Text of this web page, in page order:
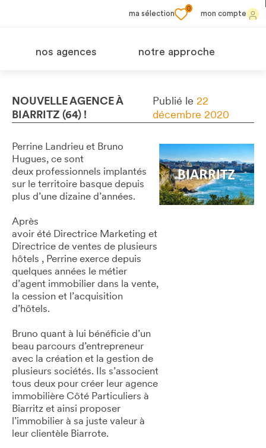
ma sélection
0
mon compte
nos agences notre approche
NOUVELLE AGENCE À
BIARRITZ (64) !
Publié le 22
décembre 2020
Perrine Landrieu et Bruno
Hugues, ce sont
deux professionnels implantés
sur le territoire basque depuis
plus d’une dizaine d’années.
Après
avoir été Directrice Marketing et
Directrice de ventes de plusieurs
hôtels , Perrine exerce depuis
quelques années le métier
d’agent immobilier dans la vente,
la cession et l’acquisition
d’hôtels.
Bruno quant à lui bénéficie d’un
beau parcours d’entrepreneur
avec la création et la gestion de
plusieurs sociétés. Ils s’associent
tous deux pour créer leur agence
immobilière Côté Particuliers à
Biarritz et ainsi proposer
l’immobilier à sa juste valeur à
leur clientèle Biarrote.